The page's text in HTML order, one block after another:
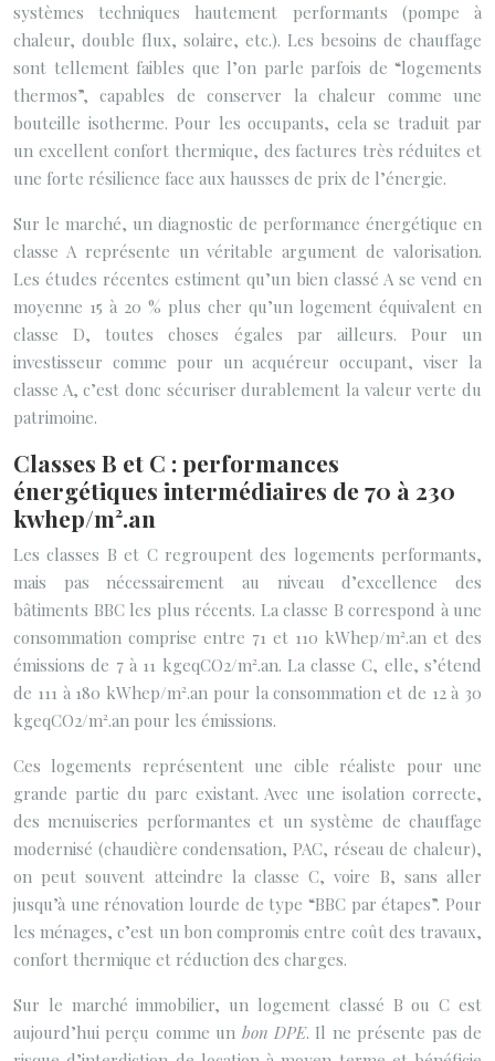
systèmes techniques hautement performants (pompe à
chaleur, double flux, solaire, etc.). Les besoins de chauffage
sont tellement faibles que l’on parle parfois de “logements
thermos”, capables de conserver la chaleur comme une
bouteille isotherme. Pour les occupants, cela se traduit par
un excellent confort thermique, des factures très réduites et
une forte résilience face aux hausses de prix de l’énergie.
Sur le marché, un diagnostic de performance énergétique en
classe A représente un véritable argument de valorisation.
Les études récentes estiment qu’un bien classé A se vend en
moyenne 15 à 20 % plus cher qu’un logement équivalent en
classe D, toutes choses égales par ailleurs. Pour un
investisseur comme pour un acquéreur occupant, viser la
classe A, c’est donc sécuriser durablement la valeur verte du
patrimoine.
Classes B et C : performances
énergétiques intermédiaires de 70 à 230
kwhep/m².an
Les classes B et C regroupent des logements performants,
mais pas nécessairement au niveau d’excellence des
bâtiments BBC les plus récents. La classe B correspond à une
consommation comprise entre 71 et 110 kWhep/m².an et des
émissions de 7 à 11 kgeqCO2/m².an. La classe C, elle, s’étend
de 111 à 180 kWhep/m².an pour la consommation et de 12 à 30
kgeqCO2/m².an pour les émissions.
Ces logements représentent une cible réaliste pour une
grande partie du parc existant. Avec une isolation correcte,
des menuiseries performantes et un système de chauffage
modernisé (chaudière condensation, PAC, réseau de chaleur),
on peut souvent atteindre la classe C, voire B, sans aller
jusqu’à une rénovation lourde de type “BBC par étapes”. Pour
les ménages, c’est un bon compromis entre coût des travaux,
confort thermique et réduction des charges.
Sur le marché immobilier, un logement classé B ou C est
aujourd’hui perçu comme un bon DPE. Il ne présente pas de